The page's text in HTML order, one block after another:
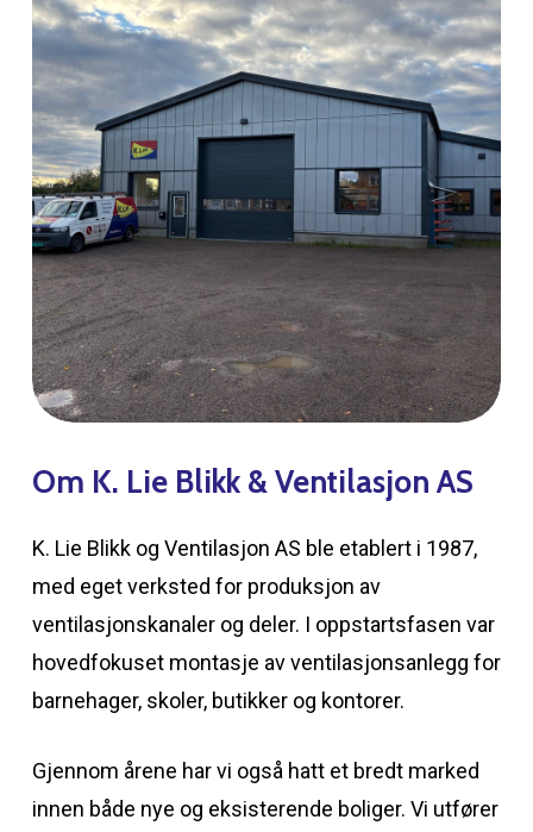
Om K. Lie Blikk &Ventilasjon AS
K. Lie Blikk og Ventilasjon AS ble etablert i 1987,
med eget verksted for produksjon av
ventilasjonskanaler og deler. I oppstartsfasen var
hovedfokuset montasje av ventilasjonsanlegg for
barnehager, skoler, butikker og kontorer.
Gjennom årene har vi også hatt et bredt marked
innen både nye og eksisterende boliger. Vi utfører